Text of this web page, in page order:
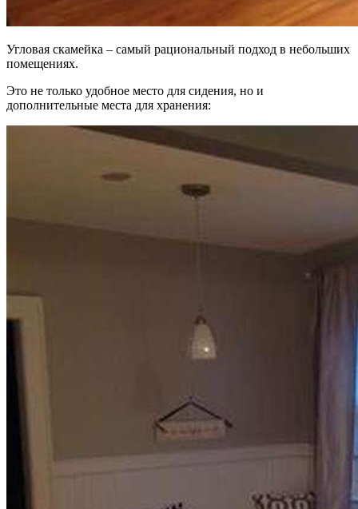
Угловая скамейка – самый рациональный подход в небольших
помещениях.
Это не только удобное место для сидения, но и
дополнительные места для хранения: